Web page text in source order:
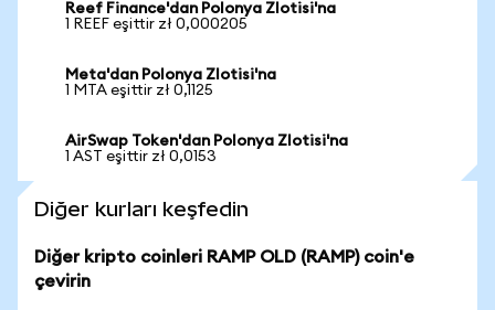
Reef Finance'dan Polonya Zlotisi'na
1 REEF eşittir zł 0,000205
Meta'dan Polonya Zlotisi'na
1 MTA eşittir zł 0,1125
AirSwap Token'dan Polonya Zlotisi'na
1 AST eşittir zł 0,0153
Diğer kurları keşfedin
Diğer kripto coinleri RAMP OLD (RAMP) coin'e
çevirin